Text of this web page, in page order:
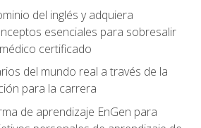
del inglés y adquiera
esenciales para sobresalir
certificado
del mundo real a través de la
para la carrera
de aprendizaje EnGen para